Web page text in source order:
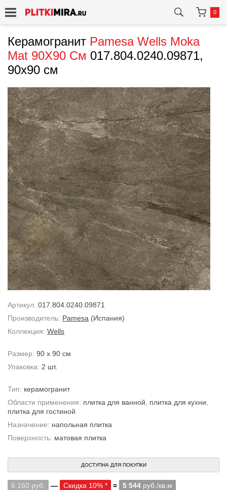
0
Керамогранит Pamesa Wells Moka
Mat 90X90 См 017.804.0240.09871,
90x90 см
Артикул: 017.804.0240.09871
Производитель: Pamesa (Испания)
Коллекция: Wells
Размер: 90 x 90 см
Упаковка: 2 шт.
Тип: керамогранит
Области применения: плитка для ванной плитка для кухни
плитка для гостиной
Назначение: напольная плитка
Поверхность: матовая плитка
ДОСТУПНА ДЛЯ ПОКУПКИ
6 160 руб. — Скидка 10% * = 5 544 руб./кв.м